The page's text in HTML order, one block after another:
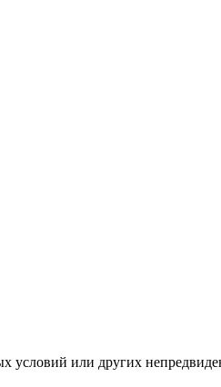
условий или других